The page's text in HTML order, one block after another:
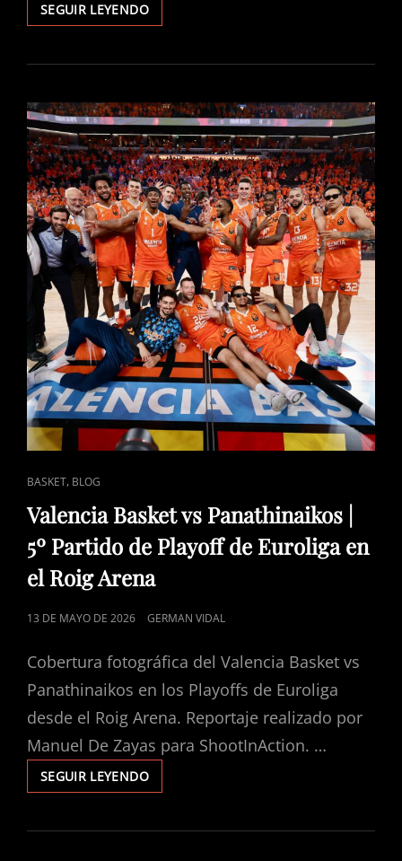
SEGUIR LEYENDOOVER40BASKET
CELEBRA
DÉCIMO
CONVIRTIENDO
VALENCIA
EN
LA
CAPITAL
DEL
BALONCESTO
VETERANO
ENLACES
DE
CATEGORÍAS
BASKET, BLOG
Valencia Basket vs Panathinaikos |
5º Partido de Playoff de Euroliga en
el Roig Arena
PUBLICADO
13 DE MAYO DE 2026 GERMAN VIDAL
Cobertura fotográfica del Valencia Basket vs
Panathinaikos en los Playoffs de Euroliga
desde el Roig Arena. Reportaje realizado por
Manuel De Zayas para ShootInAction. …
SEGUIR LEYENDOVALENCIA
BASKET
PANATHINAIKOS